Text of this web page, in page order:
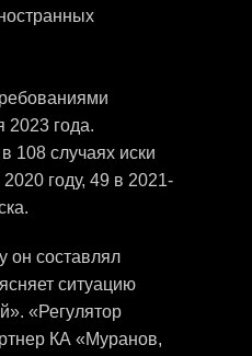
2023 года.
108 случаях иски
году, 49 в 2021-
он составлял
ситуацию
«Регулятор
КА «Муранов,